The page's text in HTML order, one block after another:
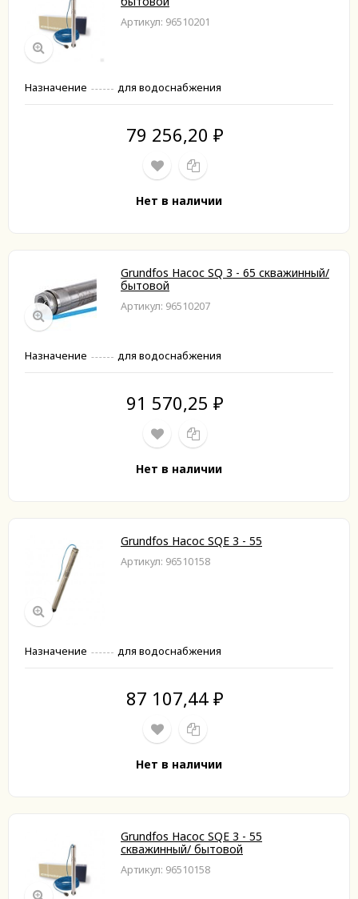
Артикул: 96510201
Назначение для водоснабжения
79 256,20 ₽
Нет в наличии
Grundfos Насос SQ 3 - 65 скважинный/
бытовой
Артикул: 96510207
Назначение для водоснабжения
91 570,25 ₽
Нет в наличии
Grundfos Насос SQE 3 - 55
Артикул: 96510158
Назначение для водоснабжения
87 107,44 ₽
Нет в наличии
Grundfos Насос SQE 3 - 55
скважинный/ бытовой
Артикул: 96510158